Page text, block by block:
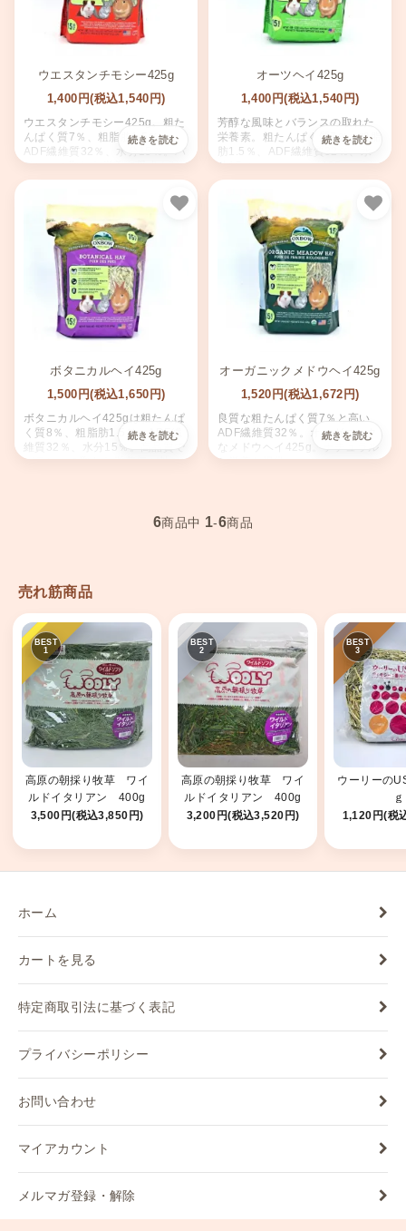
ウエスタンチモシー425g
1,400円(税込1,540円)
ウエスタンチモシー425g。粗た
んぱく質7％、粗脂肪1.5％、
ADF繊維質32％、水分15％。バ
ランスの取れた栄養で愛犬をサ
ポート。
オーツヘイ425g
1,400円(税込1,540円)
芳醇な風味とバランスの取れた
栄養素。粗たんぱく質7％、粗脂
肪1.5％、ADF繊維質32％、水
分15％。オーツヘイ425g。
ボタニカルヘイ425g
1,500円(税込1,650円)
ボタニカルヘイ425gは粗たんぱ
く質8％、粗脂肪1.5％、ADF繊
維質32％、水分15％。高品質で
バランスの取れた栄養価が魅
お気に入り
オーガニックメドウヘイ425g
1,520円(税込1,672円)
良質な粗たんぱく質7％と高い
ADF繊維質32％。オーガニック
なメドウヘイ425g。ナチュラル
な栄養を提供。
お気
6商品中 1-6商品
売れ筋商品
高原の朝採り牧草 ワイ
ルドイタリアン 400g
2025
3,500円(税込3,850円)
高原の朝採り牧草 ワイ
ルドイタリアン 400g
2026
3,200円(税込3,520円)
ウーリーの
ｇ
1,120円(税
ホーム
カートを見る
特定商取引法に基づく表記
プライバシーポリシー
お問い合わせ
マイアカウント
メルマガ登録・解除